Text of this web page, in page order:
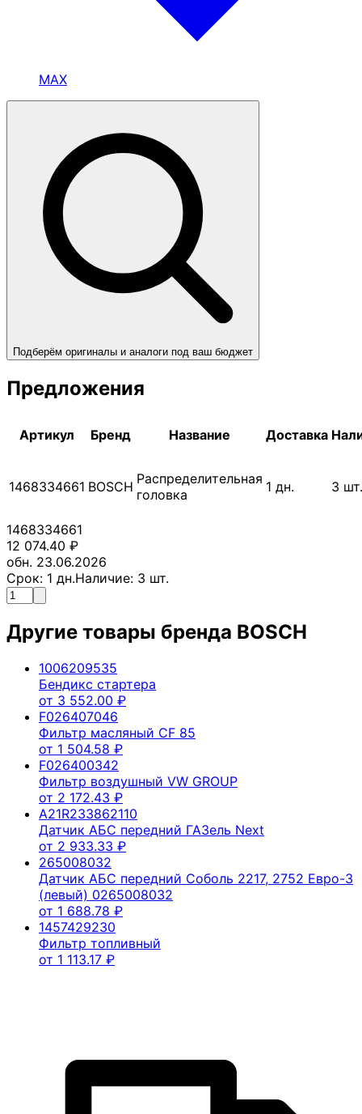
MAX
Подберём оригиналы и аналоги под ваш бюджет
Предложения
Артикул Бренд Название Доставка
1468334661 BOSCH Распределительная
головка
1 дн. 3 шт.
1468334661
12 074.40 ₽
обн. 23.06.2026
Срок: 1 дн.Наличие: 3 шт.
Другие товары бренда BOSCH
1006209535
Бендикс стартера
от 3 552.00 ₽
F026407046
Фильтр масляный CF 85
от 1 504.58 ₽
F026400342
Фильтр воздушный VW GROUP
от 2 172.43 ₽
A21R233862110
Датчик АБС передний ГАЗель Next
от 2 933.33 ₽
265008032
Датчик АБС передний Соболь 2217, 2752 Евро-3
(левый) 0265008032
от 1 688.78 ₽
1457429230
Фильтр топливный
от 1 113.17 ₽